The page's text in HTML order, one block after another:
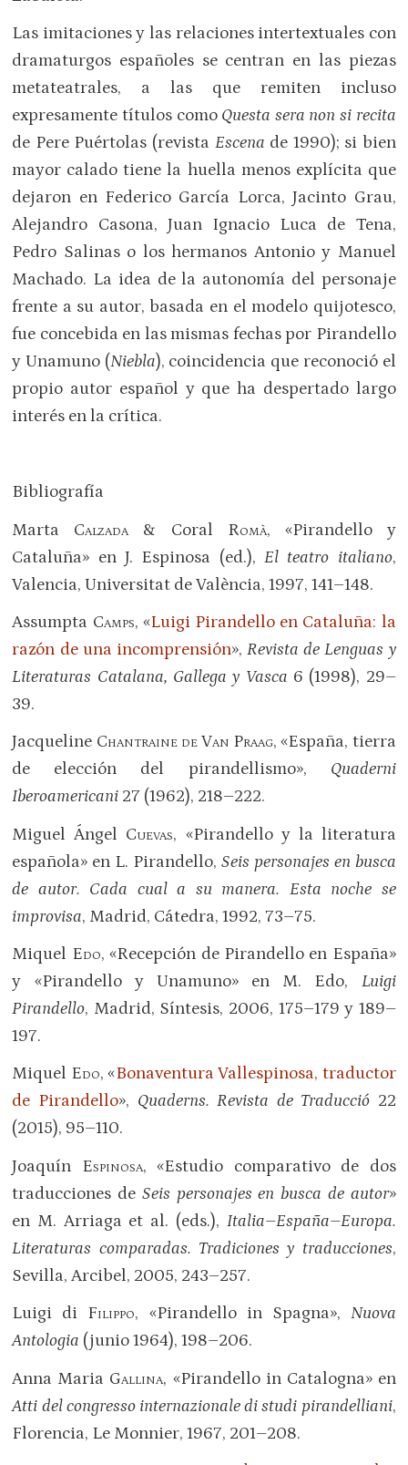
Las imitaciones y las relaciones intertextuales con
dramaturgos españoles se centran en las piezas
metateatrales, a las que remiten incluso
expresamente títulos como Questa sera non si recita
de Pere Puértolas (revista Escena de 1990); si bien
mayor calado tiene la huella menos explícita que
dejaron en Federico García Lorca, Jacinto Grau,
Alejandro Casona, Juan Ignacio Luca de Tena,
Pedro Salinas o los hermanos Antonio y Manuel
Machado. La idea de la autonomía del personaje
frente a su autor, basada en el modelo quijotesco,
fue concebida en las mismas fechas por Pirandello
y Unamuno (Niebla), coincidencia que reconoció el
propio autor español y que ha despertado largo
interés en la crítica.
Bibliografía
Marta Calzada& Coral Romà, «Pirandello y
Cataluña» en J. Espinosa (ed.), El teatro italiano,
Valencia, Universitat de València, 1997, 141–148.
Assumpta Camps, «Luigi Pirandello en Cataluña: la
razón de una incomprensión»,Revista de Lenguas y
Literaturas Catalana, Gallega y Vasca 6 (1998), 29–
39.
Jacqueline Chantraine de Van Praag, «España, tierra
de elección del pirandellismo», Quaderni
Iberoamericani 27 (1962), 218–222.
Miguel Ángel Cuevas, «Pirandello y la literatura
española» en L. Pirandello, Seis personajes en busca
de autor. Cada cual a su manera. Esta noche se
improvisa, Madrid, Cátedra, 1992, 73–75.
Miquel Edo, «Recepción de Pirandello en España»
y «Pirandello y Unamuno» en M. Edo, Luigi
Pirandello, Madrid, Síntesis, 2006, 175–179 y 189–
197.
Miquel Edo, «Bonaventura Vallespinosa, traductor
de Pirandello», Quaderns. Revista de Traducció 22
(2015), 95–110.
Joaquín Espinosa, «Estudio comparativo de dos
traducciones de Seis personajes en busca de autor»
en M. Arriaga et al. (eds.), Italia–España–Europa.
Literaturas comparadas. Tradiciones y traducciones,
Sevilla, Arcibel, 2005, 243–257.
Luigi di Filippo, «Pirandello in Spagna», Nuova
Antologia (junio 1964), 198–206.
Anna Maria Gallina, «Pirandello in Catalogna» en
Atti del congresso internazionale di studi pirandelliani,
Florencia, Le Monnier, 1967, 201–208.